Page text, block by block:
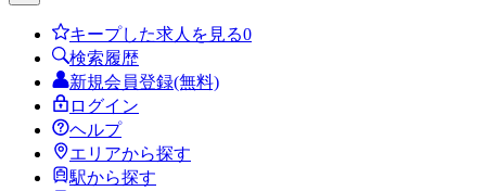
キープした求人を見る0
検索履歴
新規会員登録(無料)
ログイン
ヘルプ
エリアから探す
駅から探す